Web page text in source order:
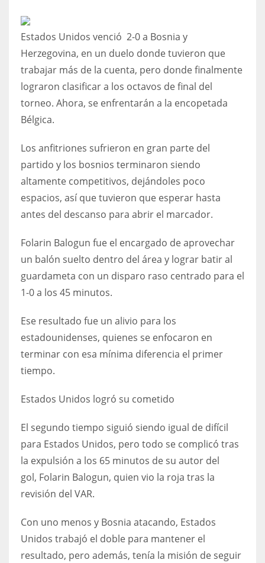
24
IND
34
MIN
DEN
24
20
NE
16
19
24
MIA
DAL
WSH
26
Estados Unidos venció 2-0 a Bosnia y
Herzegovina, en un duelo donde tuvieron que
trabajar más de la cuenta, pero donde finalmente
lograron clasificar a los octavos de final del
torneo. Ahora, se enfrentarán a la encopetada
Bélgica.
Los anfitriones sufrieron en gran parte del
partido y los bosnios terminaron siendo
altamente competitivos, dejándoles poco
espacios, así que tuvieron que esperar hasta
antes del descanso para abrir el marcador.
Folarin Balogun fue el encargado de aprovechar
un balón suelto dentro del área y lograr batir al
guardameta con un disparo raso centrado para el
1-0 a los 45 minutos.
Ese resultado fue un alivio para los
estadounidenses, quienes se enfocaron en
terminar con esa mínima diferencia el primer
tiempo.
Estados Unidos logró su cometido
El segundo tiempo siguió siendo igual de difícil
para Estados Unidos, pero todo se complicó tras
la expulsión a los 65 minutos de su autor del
gol, Folarin Balogun, quien vio la roja tras la
revisión del VAR.
Con uno menos y Bosnia atacando, Estados
Unidos trabajó el doble para mantener el
resultado, pero además, tenía la misión de seguir